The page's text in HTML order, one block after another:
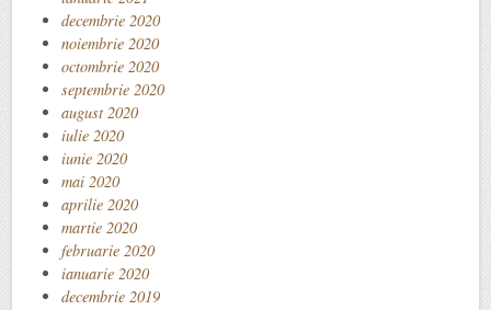
decembrie 2020
noiembrie 2020
octombrie 2020
septembrie 2020
august 2020
iulie 2020
iunie 2020
mai 2020
aprilie 2020
martie 2020
februarie 2020
ianuarie 2020
decembrie 2019